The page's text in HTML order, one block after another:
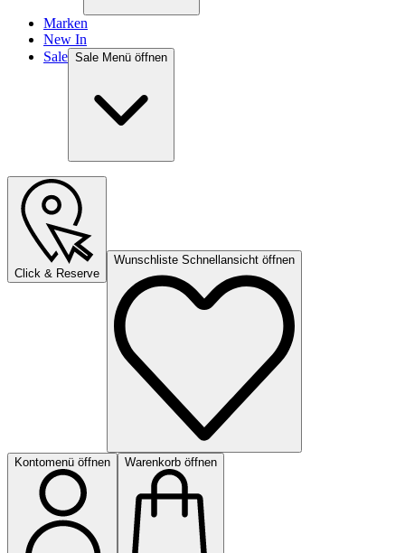
Marken
New In
Sale Sale Menü öffnen
Click & Reserve
Wunschliste Schnellansicht öffnen
Kontomenü öffnen Warenkorb öffnen